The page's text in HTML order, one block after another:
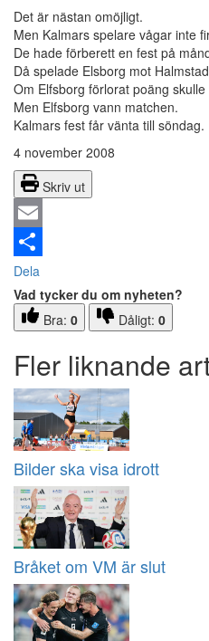
Det är nästan omöjligt.
Men Kalmars spelare vågar inte
De hade förberett en fest på
Då spelade Elsborg mot
Om Elfsborg förlorat poäng
Men Elfsborg vann matchen.
Kalmars fest får vänta till söndag.
4 november 2008
Skriv ut
Email
Dela
Vad tycker du om nyheten?
Bra: 0 Dåligt: 0
Fler liknande
Bilder ska visa idrott
Bråket om VM är slut